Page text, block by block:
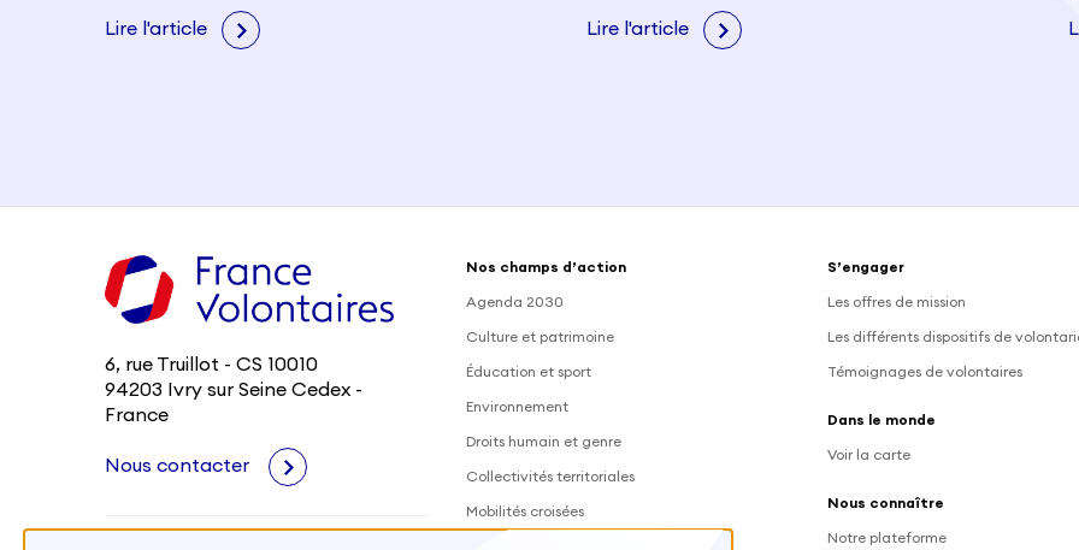
Lire l'article Lire l'article
6, rue Truillot - CS 10010
94203 Ivry sur Seine Cedex -
France
Nous contacter
Nos champs d’action
Agenda 2030
Culture et patrimoine
Éducation et sport
Environnement
Droits humain et genre
Collectivités territoriales
Mobilités croisées
S’engager
Les offres de mission
Les différents dispositifs de
Témoignages de volontaires
Dans le monde
Voir la carte
Nous connaître
Notre plateforme